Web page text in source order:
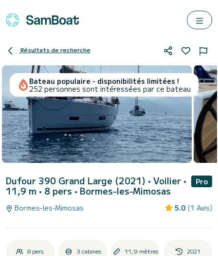
Résultats de recherche
Bateau populaire - disponibilités limitées !
252 personnes sont intéressées par ce bateau
Dufour 390 Grand Large (2021) • Voilier •
11,9 m • 8 pers • Bormes-les-Mimosas
Pro
Bormes-les-Mimosas 5.0 (1 Avis)
8 pers. 3 cabines 11,9 mètres 2021